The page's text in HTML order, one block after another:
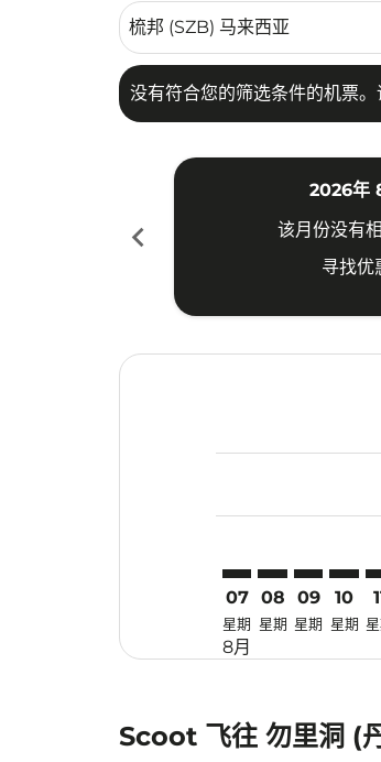
没有符合您的筛选条件的机票。
chevron_left
2026年
该月份没有
寻找优
07
星期
8月
08
星期
09
星期
10
星期
Scoot 飞往 勿里洞 (